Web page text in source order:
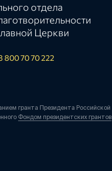
отдела
Церкви
800 70 70 222
гранта Президента Российской
Фондом президентских грантов